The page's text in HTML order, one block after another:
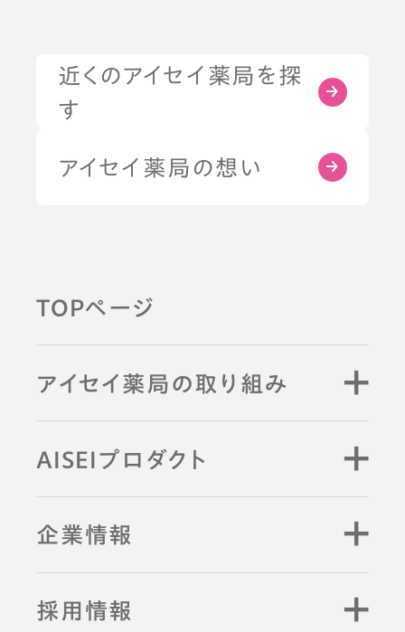
近くのアイセイ薬局を探
す
アイセイ薬局の想い
TOPページ
アイセイ薬局の取り組み
AISEIプロダクト
企業情報
採用情報